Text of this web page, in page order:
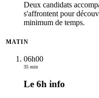
Deux candidats
s'affrontent pour
minimum de temps.
MATIN
06h00
35 min
Le 6h info